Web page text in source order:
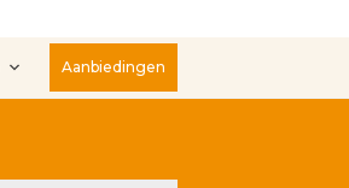
Aanbiedingen